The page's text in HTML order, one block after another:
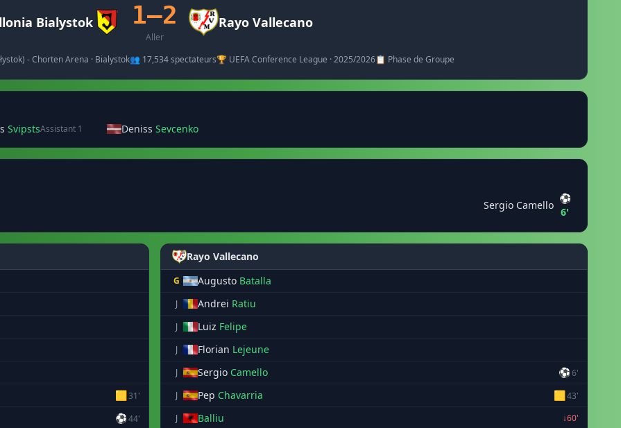
Bialystok 1–2
Aller
Rayo Vallecano
- Chorten Arena · Bialystok👥 17,534 spectateurs🏆 UEFA Conference League · 2025/2026📋 Phase de Groupe
SvipstsAssistant 1 Deniss Sevcenko
Sergio Camello
⚽
6'
🟨31'
⚽44'
Rayo Vallecano
G Augusto Batalla
J Andrei Ratiu
J Luiz Felipe
J Florian Lejeune
J Sergio Camello ⚽6'
J
Pep Chavarria 🟨43'
J
Balliu
↓60'